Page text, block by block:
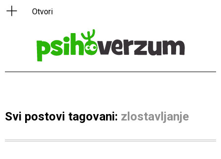
Svi postovi tagovani: zlostavljanje